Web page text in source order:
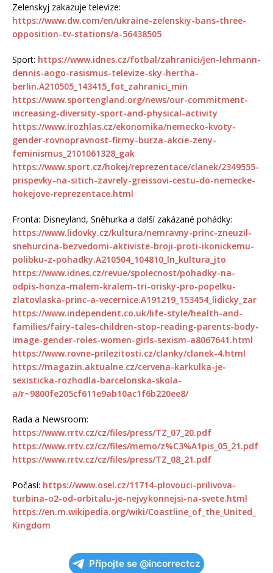
Zelenskyj zakazuje televize:
https://www.dw.com/en/ukraine-zelenskiy-bans-three-
opposition-tv-stations/a-56438505
Sport: https://www.idnes.cz/fotbal/zahranici/jen-lehmann-
dennis-aogo-rasismus-televize-sky-hertha-
berlin.A210505_143415_fot_zahranici_min
https://www.sportengland.org/news/our-commitment-
increasing-diversity-sport-and-physical-activity
https://www.irozhlas.cz/ekonomika/nemecko-kvoty-
gender-rovnopravnost-firmy-burza-akcie-zeny-
feminismus_2101061328_gak
https://www.sport.cz/hokej/reprezentace/clanek/2349555-
prispevky-na-sitich-zavrely-greissovi-cestu-do-nemecke-
hokejove-reprezentace.html
Fronta: Disneyland, Sněhurka a další zakázané pohádky:
https://www.lidovky.cz/kultura/nemravny-princ-zneuzil-
snehurcina-bezvedomi-aktiviste-broji-proti-ikonickemu-
polibku-z-pohadky.A210504_104810_ln_kultura_jto
https://www.idnes.cz/revue/spolecnost/pohadky-na-
odpis-honza-malem-kralem-tri-orisky-pro-popelku-
zlatovlaska-princ-a-vecernice.A191219_153454_lidicky_zar
https://www.independent.co.uk/life-style/health-and-
families/fairy-tales-children-stop-reading-parents-body-
image-gender-roles-women-girls-sexism-a8067641.html
https://www.rovne-prilezitosti.cz/clanky/clanek-4.html
https://magazin.aktualne.cz/cervena-karkulka-je-
sexisticka-rozhodla-barcelonska-skola-
a/r~9800fe205cf611e9ab10ac1f6b220ee8/
Rada a Newsroom:
https://www.rrtv.cz/cz/files/press/TZ_07_20.pdf
https://www.rrtv.cz/cz/files/memo/z%C3%A1pis_05_21.pdf
https://www.rrtv.cz/cz/files/press/TZ_08_21.pdf
Počasí: https://www.osel.cz/11714-plovouci-prilivova-
turbina-o2-od-orbitalu-je-nejvykonnejsi-na-svete.html
https://en.m.wikipedia.org/wiki/Coastline_of_the_United_
Kingdom
Připojte se @incorrectcz